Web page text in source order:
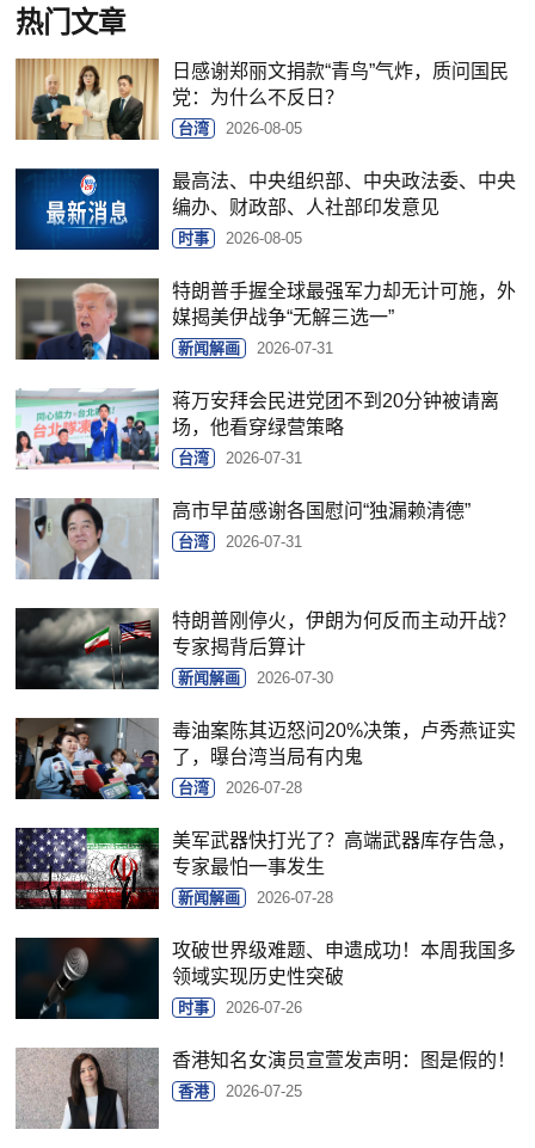
热门文章
日感谢郑丽文捐款“青鸟”气炸，质问国民
党：为什么不反日？
台湾 2026-08-05
最高法、中央组织部、中央政法委、中央
编办、财政部、人社部印发意见
时事 2026-08-05
特朗普手握全球最强军力却无计可施，外
媒揭美伊战争“无解三选一”
新闻解画 2026-07-31
蒋万安拜会民进党团不到20分钟被请离
场，他看穿绿营策略
台湾 2026-07-31
高市早苗感谢各国慰问“独漏赖清德”
台湾 2026-07-31
特朗普刚停火，伊朗为何反而主动开战？
专家揭背后算计
新闻解画 2026-07-30
毒油案陈其迈怒问20%决策，卢秀燕证实
了，曝台湾当局有内鬼
台湾 2026-07-28
美军武器快打光了？高端武器库存告急，
专家最怕一事发生
新闻解画 2026-07-28
攻破世界级难题、申遗成功！本周我国多
领域实现历史性突破
时事 2026-07-26
香港知名女演员宣萱发声明：图是假的！
香港 2026-07-25